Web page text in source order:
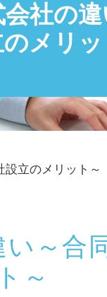
社の
メリッ
立のメリット～
～合
～